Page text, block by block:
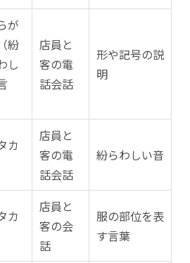
が
紛
し
店員と
客の電
話会話
形や記号の説
明
カ
店員と
客の電
話会話
紛らわしい音
カ
店員と
客の会
話
服の部位を表
す言葉